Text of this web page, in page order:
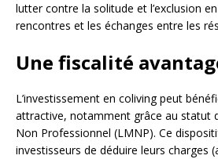
lutter contre la solitude et l’exclusion
rencontres et les échanges entre les
Une fiscalité
L’investissement en coliving peut
attractive, notamment grâce au statut
Non Professionnel (LMNP). Ce
investisseurs de déduire leurs charges